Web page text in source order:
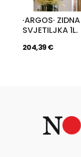
·ARGOS· ZIDNA
SVJETILJKA 1L.
204,39€